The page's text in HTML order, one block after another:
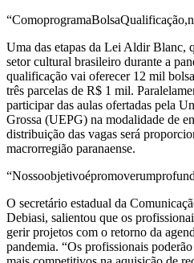
Uma das etapas da Lei Aldir Blanc,
setor cultural brasileiro durante a
qualificação vai oferecer 12 mil
três parcelas de R$ 1 mil.
participar das aulas ofertadas pela
Grossa (UEPG) na modalidade de
distribuição das vagas será
macrorregião paranaense.
O secretário estadual da
Debiasi, salientou que os
gerir projetos com o retorno da
pandemia. “Os profissionais